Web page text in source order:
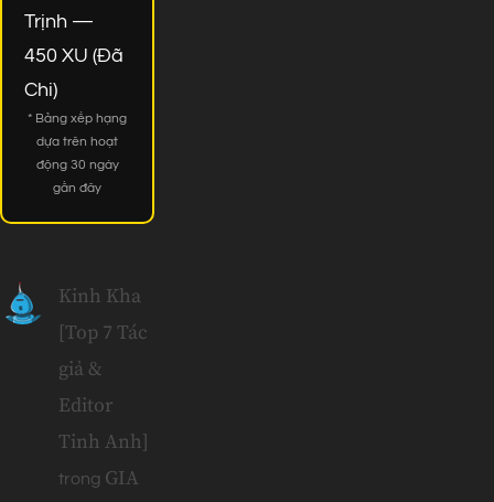
Trịnh —
450 XU (Đã
Chi)
* Bảng xếp hạng
dựa trên hoạt
động 30 ngày
gần đây
Kinh Kha
[Top 7 Tác
giả &
Editor
Tinh Anh]
trong GIA